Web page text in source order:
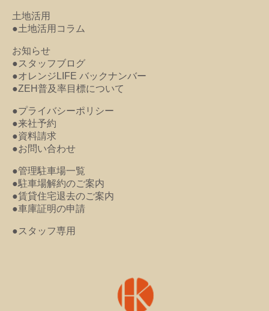
土地活用
●土地活用コラム
お知らせ
●スタッフブログ
●オレンジLIFE バックナンバー
●ZEH普及率目標について
●プライバシーポリシー
●来社予約
●資料請求
●お問い合わせ
●管理駐車場一覧
●駐車場解約のご案内
●賃貸住宅退去のご案内
●車庫証明の申請
●スタッフ専用